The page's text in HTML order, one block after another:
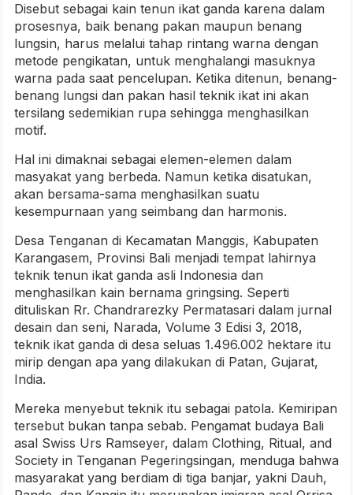
Disebut sebagai kain tenun ikat ganda karena dalam
prosesnya, baik benang pakan maupun benang
lungsin, harus melalui tahap rintang warna dengan
metode pengikatan, untuk menghalangi masuknya
warna pada saat pencelupan. Ketika ditenun, benang-
benang lungsi dan pakan hasil teknik ikat ini akan
tersilang sedemikian rupa sehingga menghasilkan
motif.
Hal ini dimaknai sebagai elemen-elemen dalam
masyakat yang berbeda. Namun ketika disatukan,
akan bersama-sama menghasilkan suatu
kesempurnaan yang seimbang dan harmonis.
Desa Tenganan di Kecamatan Manggis, Kabupaten
Karangasem, Provinsi Bali menjadi tempat lahirnya
teknik tenun ikat ganda asli Indonesia dan
menghasilkan kain bernama gringsing. Seperti
dituliskan Rr. Chandrarezky Permatasari dalam jurnal
desain dan seni, Narada, Volume 3 Edisi 3, 2018,
teknik ikat ganda di desa seluas 1.496.002 hektare itu
mirip dengan apa yang dilakukan di Patan, Gujarat,
India.
Mereka menyebut teknik itu sebagai patola. Kemiripan
tersebut bukan tanpa sebab. Pengamat budaya Bali
asal Swiss Urs Ramseyer, dalam Clothing, Ritual, and
Society in Tenganan Pegeringsingan, menduga bahwa
masyarakat yang berdiam di tiga banjar, yakni Dauh,